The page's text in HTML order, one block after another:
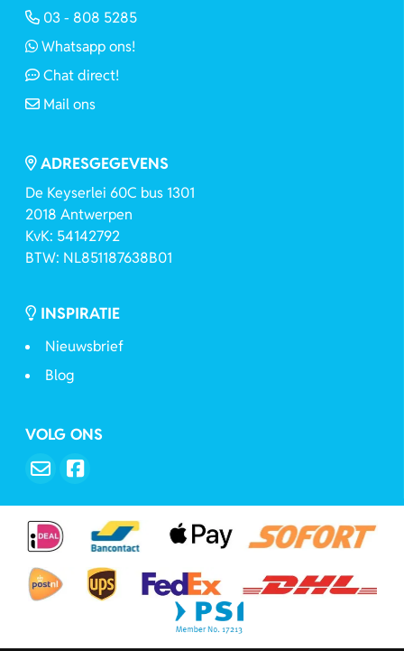
03 - 808 5285
Whatsapp ons!
Chat direct!
Mail ons
ADRESGEGEVENS
De Keyserlei 60C bus 1301
2018 Antwerpen
KvK: 54142792
BTW: NL851187638B01
INSPIRATIE
Nieuwsbrief
Blog
VOLG ONS